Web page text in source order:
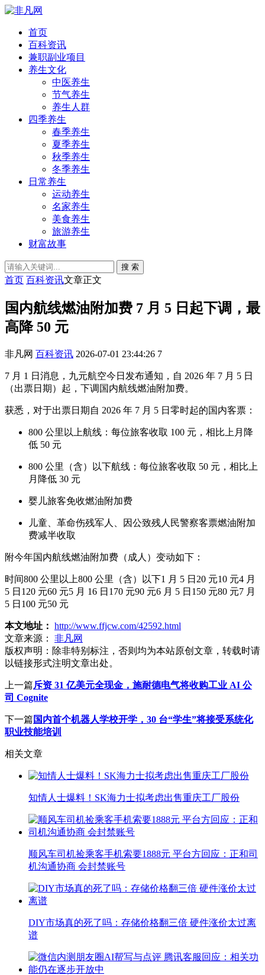
首页
百科资讯
兼职副业项目
养生文化
中医养生
节气养生
养生人群
四季养生
春季养生
夏季养生
秋季养生
冬季养生
日常养生
运动养生
名家养生
美食养生
旅游养生
财富故事
搜 索
首页 百科资讯文章正文
国内航线燃油附加费 7 月 5 日起下调，最
高降 50 元
非凡网 百科资讯 2026-07-01 23:44:26 7
7 月 1 日消息，九元航空今日发布通知，自 2026 年 7 月 5 日
（出票日期）起，下调国内航线燃油附加费。
获悉，对于出票日期自 2026 年 7 月 5 日零时起的国内客票：
800 公里以上航线：每位旅客收取 100 元，相比上月降
低 50 元
800 公里（含）以下航线：每位旅客收取 50 元，相比上
月降低 30 元
婴儿旅客免收燃油附加费
儿童、革命伤残军人、因公致残人民警察客票燃油附加
费减半收取
附今年国内航线燃油附加费（成人）变动如下：
时间800 公里以上800 公里（含）以下1 月 5 日20 元10 元4 月
5 日120 元60 元5 月 16 日170 元90 元6 月 5 日150 元80 元7 月
5 日100 元50 元
本文地址： http://www.ffjcw.com/42592.html
文章来源：
非凡网
版权声明： 除非特别标注，否则均为本站原创文章，转载时请
以链接形式注明文章出处。
上一篇斥资 31 亿美元全现金，施耐德电气将收购工业 AI 公
司 Cognite
下一篇 国内首个机器人学校开学，30 台“学生”将接受系统化
职业技能培训
相关文章
知情人士爆料！SK海力士拟考虑出售重庆工厂股份
顺风车司机捡乘客手机索要1888元 平台方回应：正和司
机沟通协商 会封禁账号
DIY市场真的死了吗：存储价格翻三倍 硬件涨价太过离
谱